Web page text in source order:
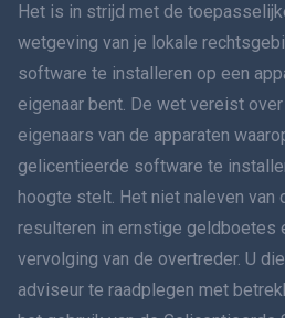
Dansk
हिंदी
עברית
Română
Het is in strijd met de
wetgeving van je lokale
software te installeren op een
eigenaar bent. De wet vereist
eigenaars van de apparaten
gelicentieerde software te
hoogte stelt. Het niet naleven van
resulteren in ernstige geldboetes
vervolging van de overtreder. U
adviseur te raadplegen met